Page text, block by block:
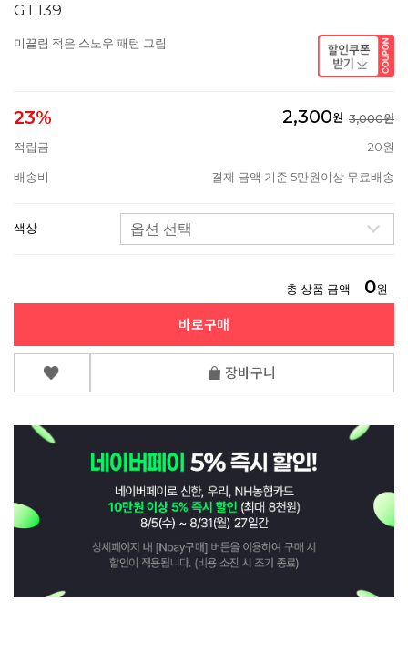
GT139
미끌림 적은 스노우 패턴 그립
23% 2,300원 3,000원
적립금
20원
배송비 결제 금액 기준 5만원이상 무료배송
색상
총 상품 금액 0원
바로구매
장바구니